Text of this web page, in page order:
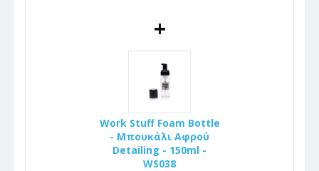
+
Work Stuff Foam Bottle
- Μπουκάλι Αφρού
Detailing - 150ml -
WS038